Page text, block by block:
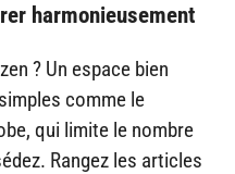
harmonieusement
? Un espace bien
comme le
qui limite le nombre
Rangez les articles